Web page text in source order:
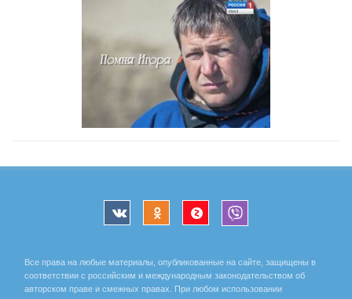
Все права на любые материалы, опубликованные на сайте, защищены в
соответствии с российским и международным законодательством об
авторском праве и смежных правах. При любом использовании